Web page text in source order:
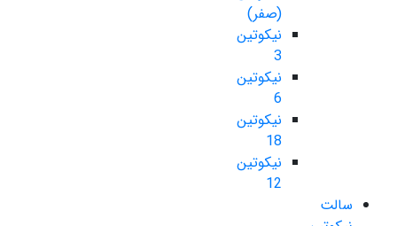
(صفر)
نیکوتین
3
نیکوتین
6
نیکوتین
18
نیکوتین
12
سالت